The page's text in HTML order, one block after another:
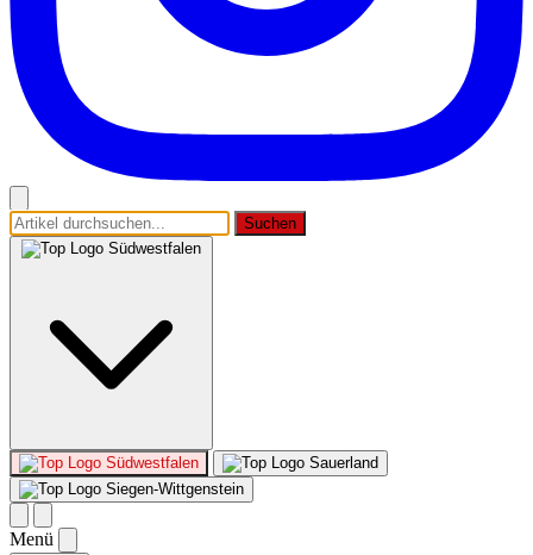
Suchen
Südwestfalen
Südwestfalen
Sauerland
Siegen-Wittgenstein
Menü